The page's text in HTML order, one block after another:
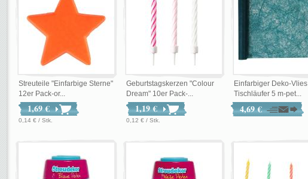
Streuteile "Einfarbige Sterne"
12er Pack-or...
1,69 €
0,14 € / Stk.
Geburtstagskerzen "Colour
Dream" 10er Pack-...
1,19 €
0,12 € / Stk.
Einfarbiger Deko-Vlies
Tischläufer 5 m-pet...
4,69 €